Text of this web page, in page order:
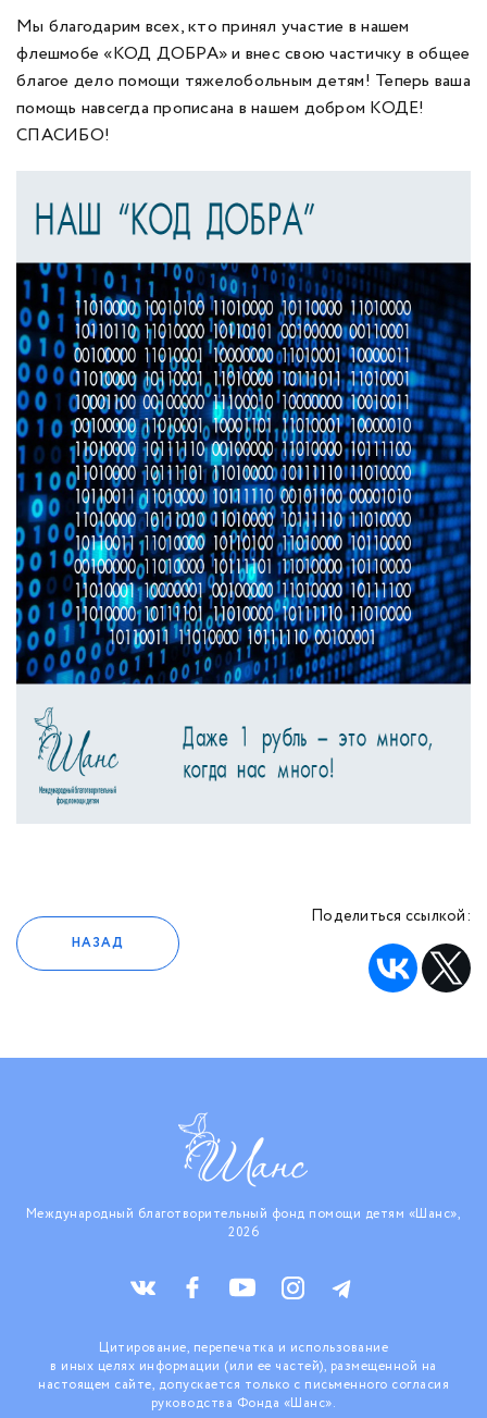
Мы благодарим всех, кто принял участие в нашем
флешмобе «КОД ДОБРА» и внес свою частичку в общее
благое дело помощи тяжелобольным детям! Теперь ваша
помощь навсегда прописана в нашем добром КОДЕ!
СПАСИБО!
НАЗАД
Поделиться ссылкой:
Международный благотворительный фонд помощи детям «Шанс»,
2026
Цитирование, перепечатка и использование
в иных целях информации (или ее частей), размещенной на
настоящем сайте, допускается только с письменного согласия
руководства Фонда «Шанс».